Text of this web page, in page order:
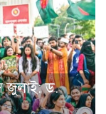
জুলাই: ড.